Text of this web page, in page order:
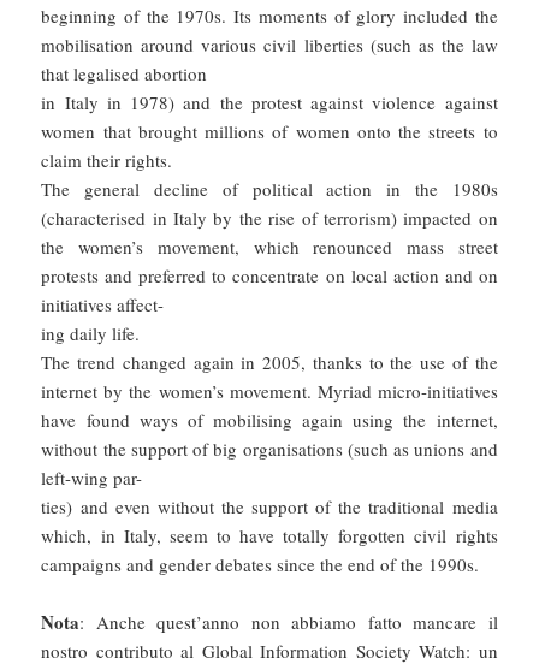
beginning of the 1970s. Its moments of glory included the
mobilisation around various civil liberties (such as the law
that legalised abortion
in Italy in 1978) and the protest against violence against
women that brought millions of women onto the streets to
claim their rights.
The general decline of political action in the 1980s
(characterised in Italy by the rise of terrorism) impacted on
the women’s movement, which renounced mass street
protests and preferred to concentrate on local action and on
initiatives affect-
ing daily life.
The trend changed again in 2005, thanks to the use of the
internet by the women’s movement. Myriad micro-initiatives
have found ways of mobilising again using the internet,
without the support of big organisations (such as unions and
left-wing par-
ties) and even without the support of the traditional media
which, in Italy, seem to have totally forgotten civil rights
campaigns and gender debates since the end of the 1990s.
Nota: Anche quest’anno non abbiamo fatto mancare il
nostro contributo al Global Information Society Watch: un